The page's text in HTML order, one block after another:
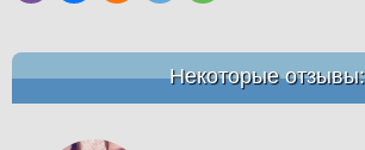
Некоторые отзывы: